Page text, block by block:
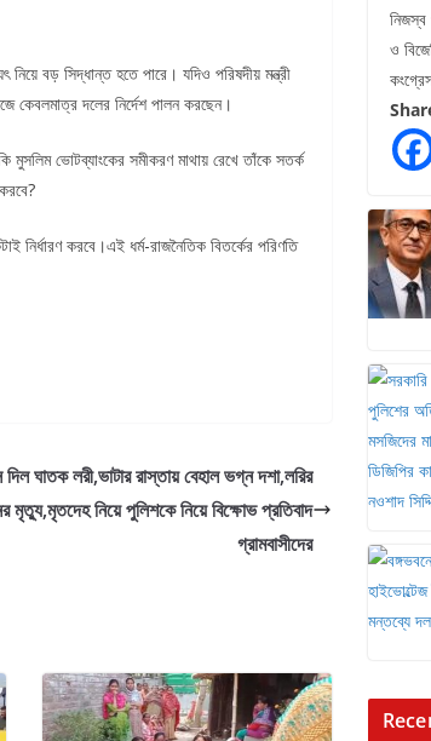
নিয়ে বড় সিদ্ধান্ত হতে পারে। যদিও পরিষদীয় মন্ত্রী
কেবলমাত্র দলের নির্দেশ পালন করছেন।
ভোটব্যাংকের সমীকরণ মাথায় রেখে তাঁকে সতর্ক
নির্ধারণ করবে।এই ধর্ম-রাজনৈতিক বিতর্কের পরিণতি
ঘাতক লরী,ভাটার রাস্তায় বেহাল ভগ্ন দশা,লরির
মৃত্যু,মৃতদেহ নিয়ে পুলিশকে নিয়ে বিক্ষোভ প্রতিবাদ
গ্রামবাসীদের
নিজস্ব
ও